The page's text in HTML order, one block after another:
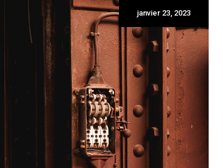
janvier 23, 2023